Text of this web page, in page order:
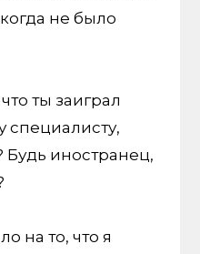
не было
ты заиграл
специалисту,
Будь иностранец,
на то, что я